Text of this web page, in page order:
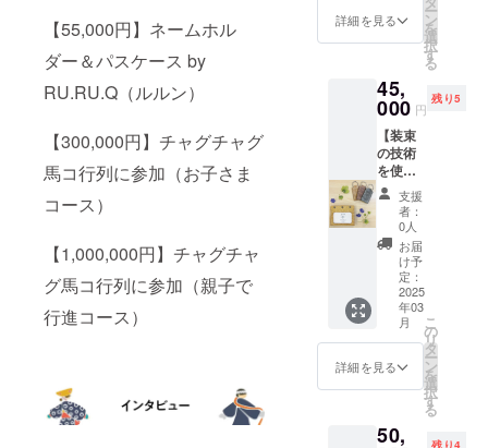
【55,000円】ネームホル
ダー＆パスケース by
RU.RU.Q（ルルン）
【300,000円】チャグチャグ
馬コ行列に参加（お子さま
コース）
【1,000,000円】チャグチャ
グ馬コ行列に参加（親子で
行進コース）
力くだ
※返品・
承って
おりま
せんの
で、あ
らかじ
めご了
承くだ
さい。
が手が
術で日
常づか
いでき
るアイ
テムを
製作す
るブラ
ンドで
す。 ・
サイ
ズ：
縦：約5
㎝
横：約
8.5㎝
幅：約
2.5㎝ ・
赤・水
U.Q（ル
ル
ン）」B
支援事
業所で
農用馬
の世話
や装束
製作を
行う
「（一
社）い
わてひ
だまり
農園」
が手が
ける、
装束製
作の技
術で日
テムを
詳細を見る ー
ン
を
選
択
す
る
45,
000 円
残り5
【装束
の技術
を使っ
た革小
物
「RU.R
U.Q（ル
ン）」
ネーム
ホル
ダー＆
キーリ
ング
セット
（各1
「RU.R
支援
者：
0人
お届
け予
定：
2025
年03
月
詳細を見る
こ
の
リ
タ
ー
ン
を
選
択
す
る
50,